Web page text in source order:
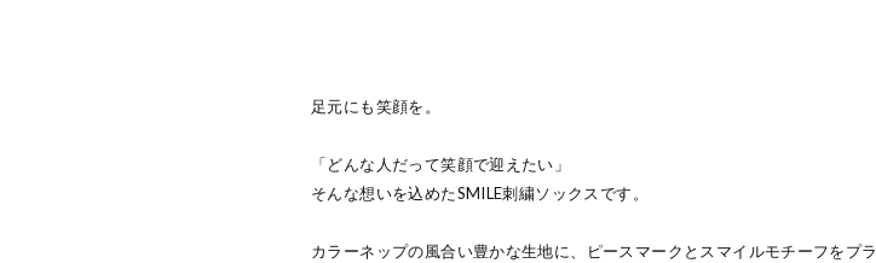
足元にも笑顔を。
「どんな人だって笑顔で迎えたい」
そんな想いを込めたSMILE刺繍ソックスです。
カラーネップの風合い豊かな生地に、ピースマークとスマイルモチーフをプラ